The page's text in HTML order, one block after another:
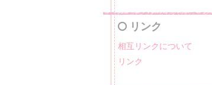
リンク
相互リンクについて
リンク